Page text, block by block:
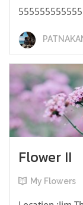
Flower II
My Flowers